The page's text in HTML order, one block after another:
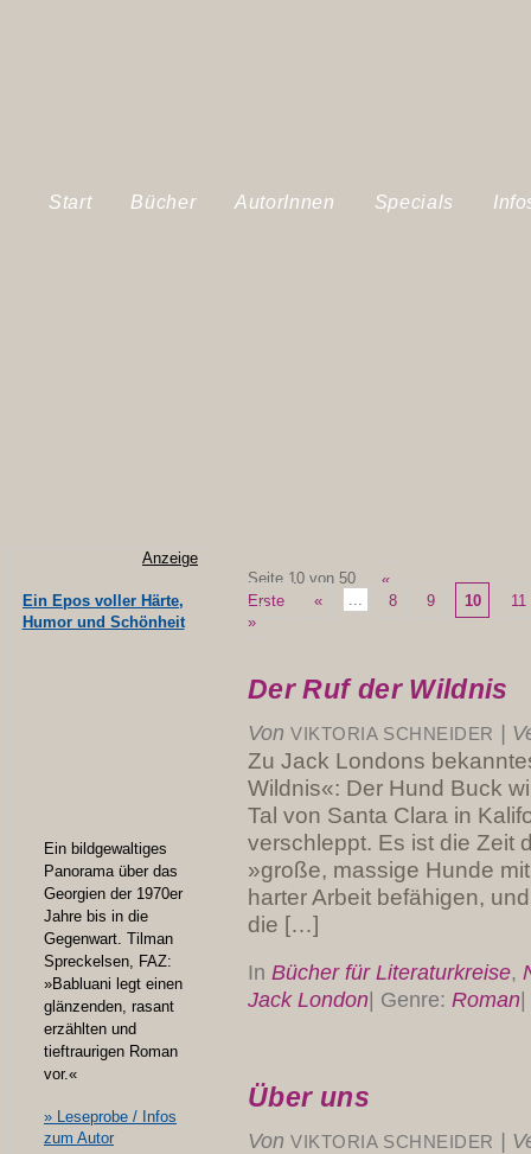
Start Bücher AutorInnen Specials
Seite 10 von 50
«
Erste
« ... 8 9 10
11
»
Der Ruf der Wildnis
Von VIKTORIA SCHNEIDER
Zu Jack Londons
Wildnis«: Der Hund Buck
Tal von Santa Clara in
verschleppt. Es ist die Zeit
»große, massige Hunde
harter Arbeit befähigen,
die […]
In Bücher für Literaturkreise,
Jack London Genre: Roman
Über uns
Von VIKTORIA SCHNEIDER
Anzeige
Ein Epos voller Härte,
Humor und Schönheit
Ein bildgewaltiges
Panorama über das
Georgien der 1970er
Jahre bis in die
Gegenwart. Tilman
Spreckelsen, FAZ:
»Babluani legt einen
glänzenden, rasant
erzählten und
tieftraurigen Roman
vor.«
» Leseprobe / Infos
zum Autor